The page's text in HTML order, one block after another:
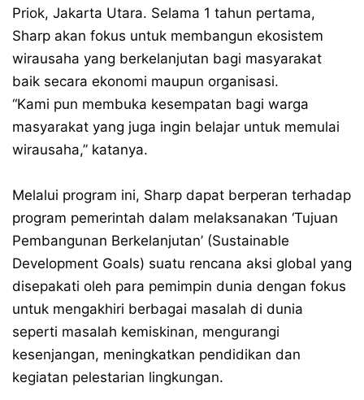
Priok, Jakarta Utara. Selama 1 tahun pertama,
Sharp akan fokus untuk membangun ekosistem
wirausaha yang berkelanjutan bagi masyarakat
baik secara ekonomi maupun organisasi.
“Kami pun membuka kesempatan bagi warga
masyarakat yang juga ingin belajar untuk memulai
wirausaha,” katanya.
Melalui program ini, Sharp dapat berperan terhadap
program pemerintah dalam melaksanakan ‘Tujuan
Pembangunan Berkelanjutan’ (Sustainable
Development Goals) suatu rencana aksi global yang
disepakati oleh para pemimpin dunia dengan fokus
untuk mengakhiri berbagai masalah di dunia
seperti masalah kemiskinan, mengurangi
kesenjangan, meningkatkan pendidikan dan
kegiatan pelestarian lingkungan.